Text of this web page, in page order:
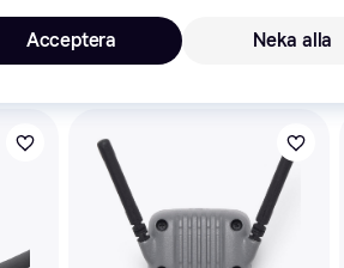
skulle intressera dig.
Neka alla
Acceptera